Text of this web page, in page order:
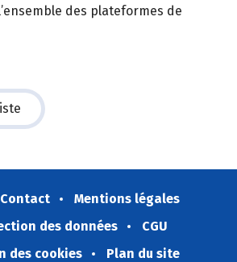
des plateformes de
Contact
Mentions légales
des données
CGU
des cookies
Plan du site